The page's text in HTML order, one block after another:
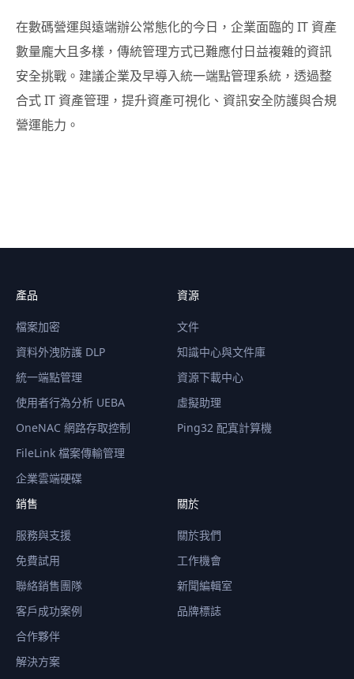
在數碼營運與遠端辦公常態化的今日，企業面臨的 IT 資產
數量龐大且多樣，傳統管理方式已難應付日益複雜的資訊
安全挑戰。建議企業及早導入統一端點管理系統，透過整
合式 IT 資產管理，提升資產可視化、資訊安全防護與合規
營運能力。
產品
檔案加密
資料外洩防護 DLP
統一端點管理
使用者行為分析 UEBA
OneNAC 網路存取控制
FileLink 檔案傳輸管理
企業雲端硬碟
資源
文件
知識中心與文件庫
資源下載中心
虛擬助理
Ping32 配寘計算機
銷售
服務與支援
免費試用
聯絡銷售團隊
客戶成功案例
合作夥伴
解決方案
關於
關於我們
工作機會
新聞編輯室
品牌標誌